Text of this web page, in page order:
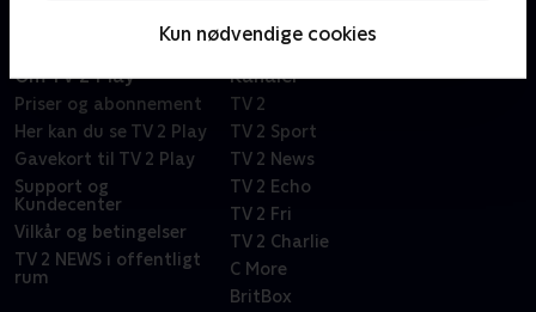
Kun nødvendige cookies
Om TV 2 Play
Priser og abonnement
Her kan du se TV 2 Play
Gavekort til TV 2 Play
Support og
Kundecenter
Vilkår og betingelser
TV 2 NEWS i offentligt
rum
Kanaler
TV 2
TV 2 Sport
TV 2 News
TV 2 Echo
TV 2 Fri
TV 2 Charlie
C More
BritBox